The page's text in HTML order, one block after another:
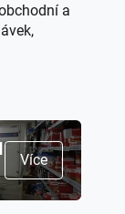
a
Více